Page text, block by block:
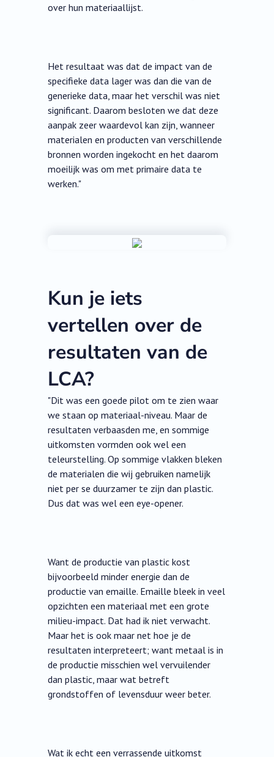
over hun materiaallijst.
Het resultaat was dat de impact van de
specifieke data lager was dan die van de
generieke data, maar het verschil was niet
significant. Daarom besloten we dat deze
aanpak zeer waardevol kan zijn, wanneer
materialen en producten van verschillende
bronnen worden ingekocht en het daarom
moeilijk was om met primaire data te
werken."
Kun je iets
vertellen over de
resultaten van de
LCA?
"Dit was een goede pilot om te zien waar
we staan op materiaal-niveau. Maar de
resultaten verbaasden me, en sommige
uitkomsten vormden ook wel een
teleurstelling. Op sommige vlakken bleken
de materialen die wij gebruiken namelijk
niet per se duurzamer te zijn dan plastic.
Dus dat was wel een eye-opener.
Want de productie van plastic kost
bijvoorbeeld minder energie dan de
productie van emaille. Emaille bleek in veel
opzichten een materiaal met een grote
milieu-impact. Dat had ik niet verwacht.
Maar het is ook maar net hoe je de
resultaten interpreteert; want metaal is in
de productie misschien wel vervuilender
dan plastic, maar wat betreft
grondstoffen of levensduur weer beter.
Wat ik echt een verrassende uitkomst